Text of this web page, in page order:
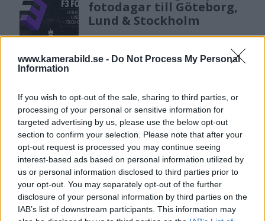
www.kamerabild.se - Do Not Process My Personal
Information
If you wish to opt-out of the sale, sharing to third parties, or
processing of your personal or sensitive information for
targeted advertising by us, please use the below opt-out
section to confirm your selection. Please note that after your
opt-out request is processed you may continue seeing
interest-based ads based on personal information utilized by
us or personal information disclosed to third parties prior to
your opt-out. You may separately opt-out of the further
disclosure of your personal information by third parties on the
IAB’s list of downstream participants. This information may
fotodagar till Göteborg,
Lund & Stockholm
DJI Osmo Pocket 4P
Log 2 & 3x optisk zoom
Sony lägger bud på
Tamron – kan vara värt
12 miljarder kronor
Anna W Thorbjörnsson –